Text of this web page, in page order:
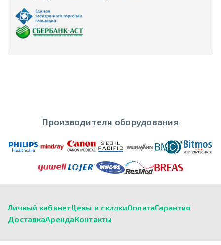
Производители оборудования
Личный кабинетЦены и скидкиОплатаГарантия
ДоставкаАрендаКонтакты